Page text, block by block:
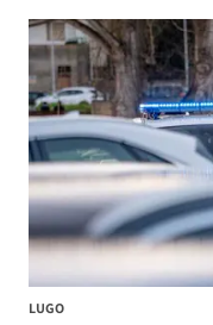
LUGO